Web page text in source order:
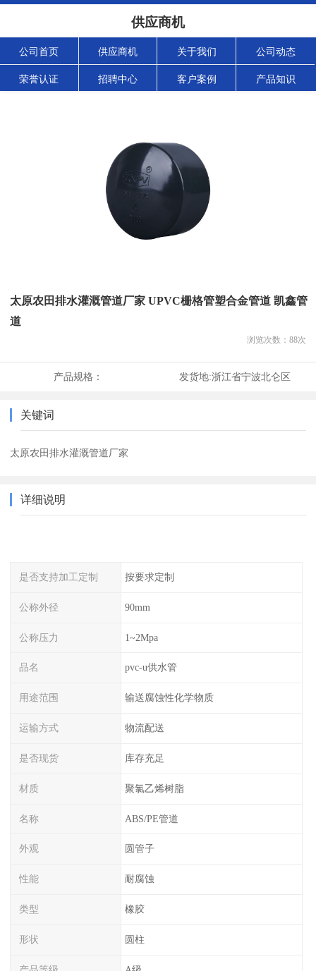
供应商机
公司首页 供应商机 关于我们 公司动态
荣誉认证 招聘中心 客户案例 产品知识
太原农田排水灌溉管道厂家 UPVC栅格管塑合金管道 凯鑫管
道
浏览次数： 88次
产品规格： 发货地:浙江省宁波北仑区
关键词
太原农田排水灌溉管道厂家
详细说明
是否支持加工定制 按要求定制
公称外径 90mm
公称压力 1~2Mpa
品名 pvc-u供水管
用途范围 输送腐蚀性化学物质
运输方式 物流配送
是否现货 库存充足
材质 聚氯乙烯树脂
名称 ABS/PE管道
外观 圆管子
性能 耐腐蚀
类型 橡胶
形状 圆柱